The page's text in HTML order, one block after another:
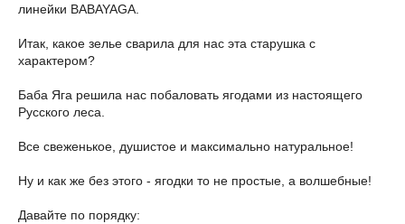
линейки BABAYAGA.
Итак, какое зелье сварила для нас эта старушка с
характером?
Баба Яга решила нас побаловать ягодами из настоящего
Русского леса.
Все свеженькое, душистое и максимально натуральное!
Ну и как же без этого - ягодки то не простые, а волшебные!
Давайте по порядку: